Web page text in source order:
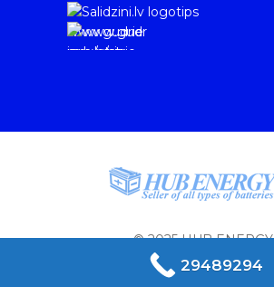
www.gudrie
m.lv/atrie-
© 2025 HUB ENERGY
29489294